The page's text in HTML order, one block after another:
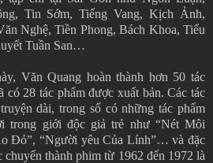
Tin Sớm, Tiếng Vang, Kịch Ảnh,
Nghệ, Tiền Phong, Bách Khoa, Tiểu
Tuần San…
Văn Quang hoàn thành hơn 50 tác
có 28 tác phẩm được xuất bản. Các tác
dài, trong số có những tác phẩm
trong giới độc giả trẻ như “Nét Môi
Đỏ”, “Người yêu Của Lính”… và đặc
chuyển thành phim từ 1962 đến 1972 là